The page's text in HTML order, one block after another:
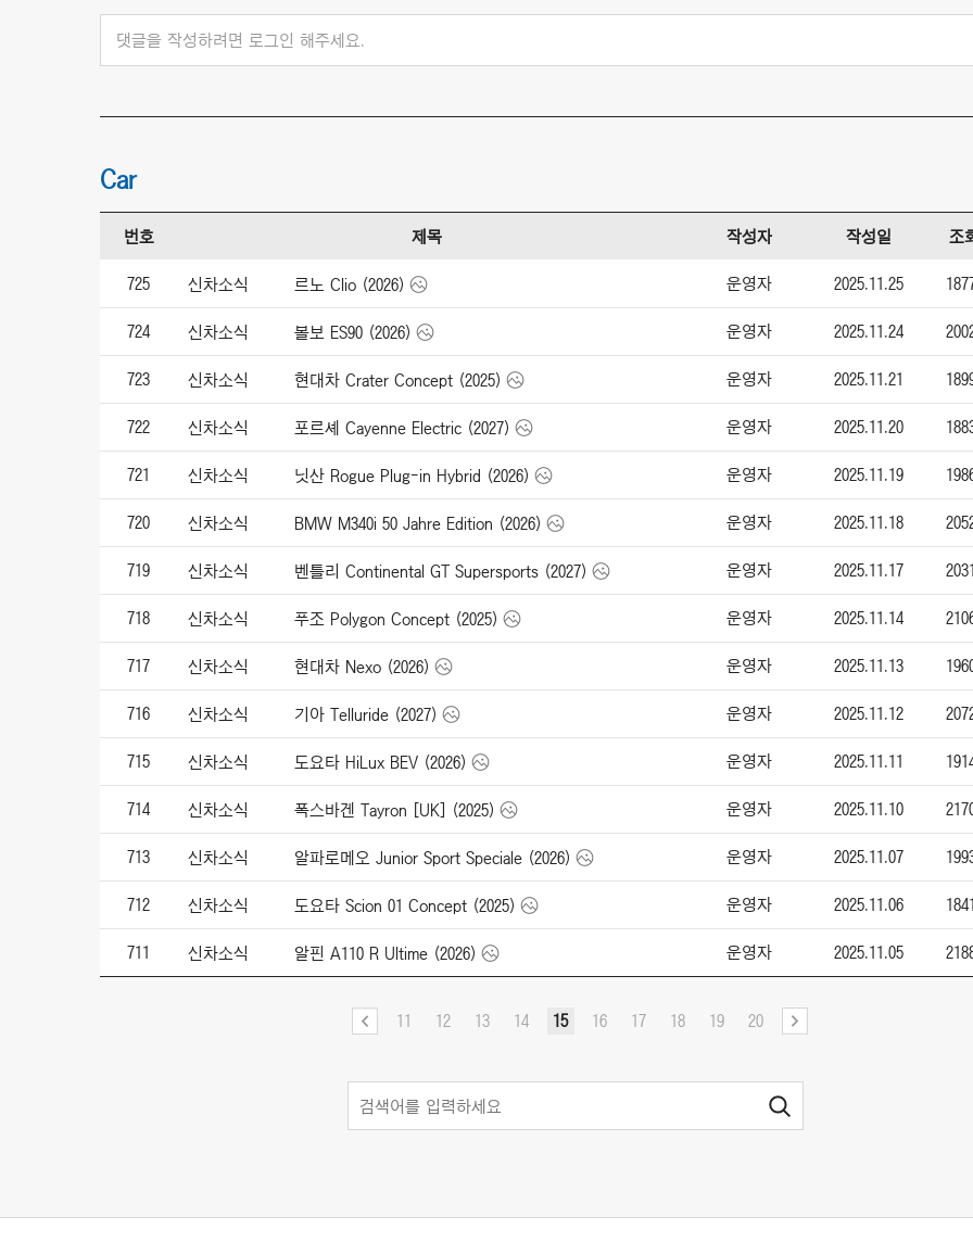
댓글을 작성하려면 로그인 해주세요.
Car
번호 제목 작성자 작성일 조
725 신차소식 르노 Clio (2026) 운영자 2025.11.25
724 신차소식 볼보 ES90 (2026) 운영자 2025.11.24
723 신차소식 현대차 Crater Concept (2025) 운영자 2025.11.21
722 신차소식 포르셰 Cayenne Electric (2027) 운영자 2025.11.20
721 신차소식 닛산 Rogue Plug-in Hybrid (2026) 운영자 2025.11.19
720 신차소식 BMW M340i 50 Jahre Edition (2026) 운영자 2025.11.18
719 신차소식 벤틀리 Continental GT Supersports (2027) 운영자 2025.11.17
718 신차소식 푸조 Polygon Concept (2025) 운영자 2025.11.14
717 신차소식 현대차 Nexo (2026) 운영자 2025.11.13
716 신차소식 기아 Telluride (2027) 운영자 2025.11.12
715 신차소식 도요타 HiLux BEV (2026) 운영자 2025.11.11
714 신차소식 폭스바겐 Tayron [UK] (2025) 운영자 2025.11.10
713 신차소식 알파로메오 Junior Sport Speciale (2026) 운영자 2025.11.07
712 신차소식 도요타 Scion 01 Concept (2025) 운영자 2025.11.06
711 신차소식 알핀 A110 R Ultime (2026) 운영자 2025.11.05
11 12 13 14 15 16 17 18 19 20